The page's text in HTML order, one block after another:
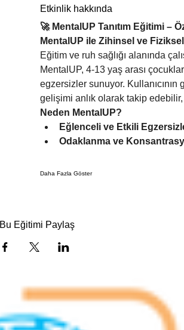
Etkinlik hakkında
🚀 MentalUP Tanıtım Eğitimi –
MentalUP ile Zihinsel ve
Eğitim ve ruh sağlığı alanında
MentalUP, 4-13 yaş arası
egzersizler sunuyor.
gelişimi anlık olarak takip
Neden MentalUP?
Eğlenceli ve Etkili
Odaklanma ve
Daha Fazla Göster
Bu Eğitimi Paylaş